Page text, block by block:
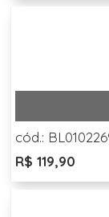
cód.:
R$ 119,90